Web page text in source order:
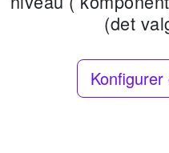
(det